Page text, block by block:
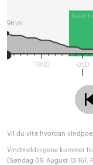
Next
18:00 0:00
9m/s
Vil du vite hvordan
Vindmeldingene kommer
(Søndag 09 August 13:16).